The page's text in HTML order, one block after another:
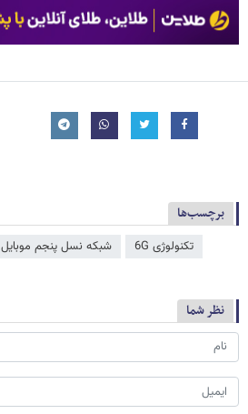
برچسب‌ها
تکنولوژی 6G شبکه نسل پنجم موبایل 5G
نظر شما